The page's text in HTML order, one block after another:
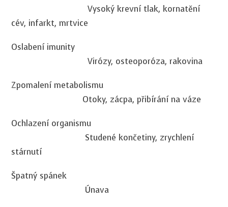
Vysoký krevní tlak, kornatění
cév, infarkt, mrtvice
Oslabení imunity
Virózy, osteoporóza, rakovina
Zpomalení metabolismu
Otoky, zácpa, přibírání na váze
Ochlazení organismu
Studené končetiny, zrychlení
stárnutí
Špatný spánek
Únava